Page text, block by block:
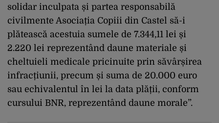
solidar inculpata și partea responsabilă
civilmente Asociația Copiii din Castel să-i
plătească acestuia sumele de 7.344,11 lei și
2.220 lei reprezentând daune materiale și
cheltuieli medicale pricinuite prin săvârșirea
infracțiunii, precum și suma de 20.000 euro
sau echivalentul în lei la data plății, conform
cursului BNR, reprezentând daune morale”.